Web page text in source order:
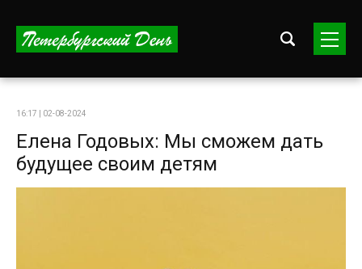
16:17 | 02-08-2024
Елена Годовых: Мы сможем дать
будущее своим детям